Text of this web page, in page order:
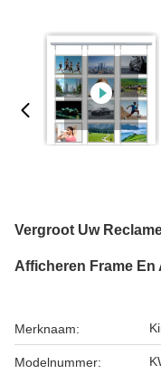
Vergroot Uw
Afficheren Frame En
Merknaam:
Modelnummer: